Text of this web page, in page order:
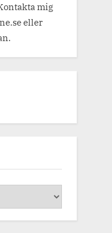
mig
eller